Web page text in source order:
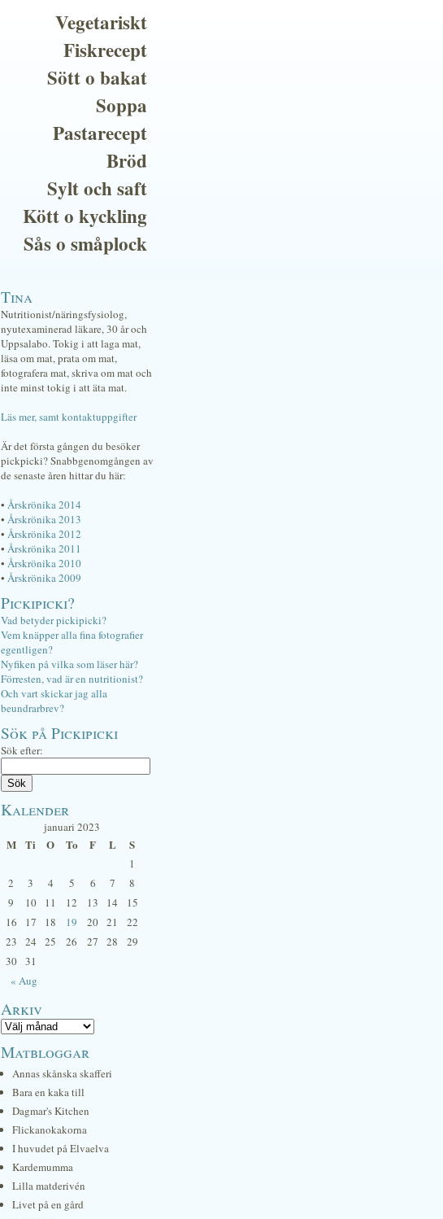
Vegetariskt
Fiskrecept
Sött o bakat
Soppa
Pastarecept
Bröd
Sylt och saft
Kött o kyckling
Sås o småplock
Tina
Nutritionist/näringsfysiolog,
nyutexaminerad läkare, 30 år och
Uppsalabo. Tokig i att laga mat,
läsa om mat, prata om mat,
fotografera mat, skriva om mat och
inte minst tokig i att äta mat.
Läs mer, samt kontaktuppgifter
Är det första gången du besöker
pickpicki? Snabbgenomgången av
de senaste åren hittar du här:
• Årskrönika 2014
• Årskrönika 2013
• Årskrönika 2012
• Årskrönika 2011
• Årskrönika 2010
• Årskrönika 2009
Pickipicki?
Vad betyder pickipicki?
Vem knäpper alla fina fotografier
egentligen?
Nyfiken på vilka som läser här?
Förresten, vad är en nutritionist?
Och vart skickar jag alla
beundrarbrev?
Sök på Pickipicki
Sök efter:
Kalender
januari 2023
M Ti O To F L S
« Aug
1
2
3 4 5 6 7
8
9
10 11 12 13 14
15
16
17 18 19 20 21
22
23
24 25 26 27 28
29
30 31
Arkiv
Matbloggar
Annas skånska skafferi
Bara en kaka till
Dagmar's Kitchen
Flickanokakorna
I huvudet på Elvaelva
Kardemumma
Lilla matderivén
Livet på en gård